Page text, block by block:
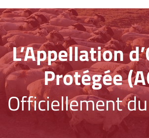
L’Appellation
Protégée
Officiellement